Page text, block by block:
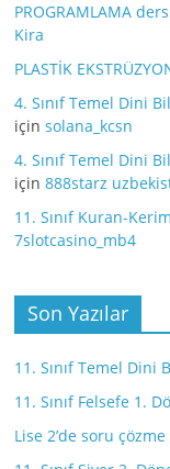
PROGRAMLAMA
Kira
PLASTİK
4. Sınıf Temel Dini
içinsolana_kcsn
4. Sınıf Temel Dini
için888starz
11. Sınıf Kuran-
7slotcasino_mb4
Son Yazılar
11. Sınıf Temel Dini
11. Sınıf Felsefe 1.
Lise 2’de soru